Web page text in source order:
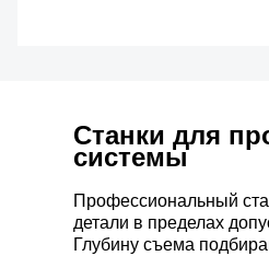
Станки для
системы
Профессиональный
детали в пределах
Глубину съема